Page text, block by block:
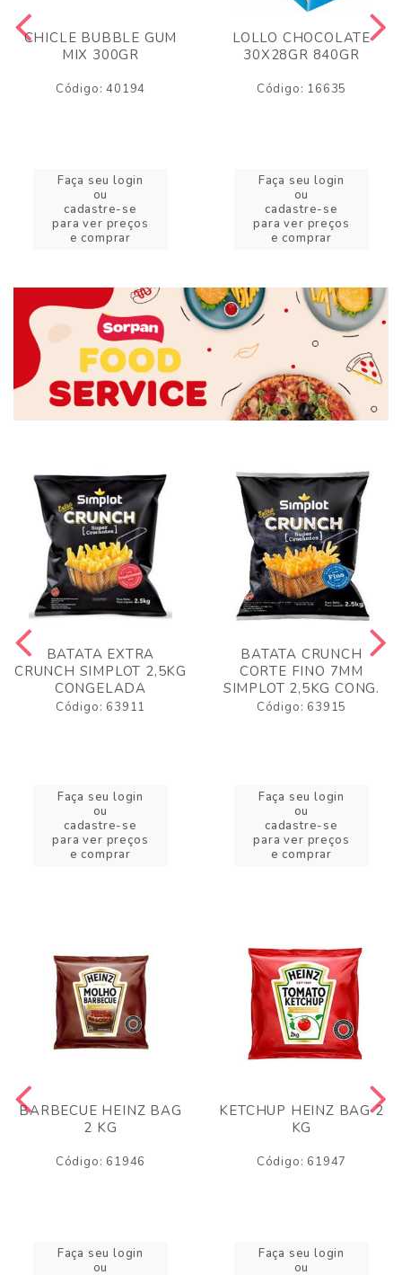
CHICLE BUBBLE GUM
MIX 300GR
Código: 40194
Faça seu login
ou
cadastre-se
para ver preços
e comprar
LOLLO CHOCOLATE
30X28GR 840GR
Código: 16635
Faça seu login
ou
cadastre-se
para ver preços
e comprar
BATATA EXTRA
CRUNCH SIMPLOT 2,5KG
CONGELADA
Código: 63911
Faça seu login
ou
cadastre-se
para ver preços
e comprar
BATATA CRUNCH
CORTE FINO 7MM
SIMPLOT 2,5KG CONG.
Código: 63915
Faça seu login
ou
cadastre-se
para ver preços
e comprar
BARBECUE HEINZ BAG
2 KG
Código: 61946
Faça seu login
ou
KETCHUP HEINZ BAG 2
KG
Código: 61947
Faça seu login
ou